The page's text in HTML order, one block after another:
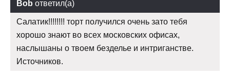
Bob ответил(а)
Салатик!!!!!!!! торт получился очень зато тебя
хорошо знают во всех московских офисах,
наслышаны о твоем безделье и интриганстве.
Источников.